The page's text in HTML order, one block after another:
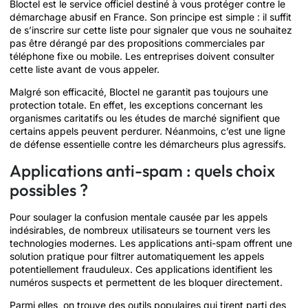
Bloctel est le service officiel destiné à vous protéger contre le
démarchage abusif en France. Son principe est simple : il suffit
de s’inscrire sur cette liste pour signaler que vous ne souhaitez
pas être dérangé par des propositions commerciales par
téléphone fixe ou mobile. Les entreprises doivent consulter
cette liste avant de vous appeler.
Malgré son efficacité, Bloctel ne garantit pas toujours une
protection totale. En effet, les exceptions concernant les
organismes caritatifs ou les études de marché signifient que
certains appels peuvent perdurer. Néanmoins, c’est une ligne
de défense essentielle contre les démarcheurs plus agressifs.
Applications anti-spam : quels choix
possibles ?
Pour soulager la confusion mentale causée par les appels
indésirables, de nombreux utilisateurs se tournent vers les
technologies modernes. Les applications anti-spam offrent une
solution pratique pour filtrer automatiquement les appels
potentiellement frauduleux. Ces applications identifient les
numéros suspects et permettent de les bloquer directement.
Parmi elles, on trouve des outils populaires qui tirent parti des